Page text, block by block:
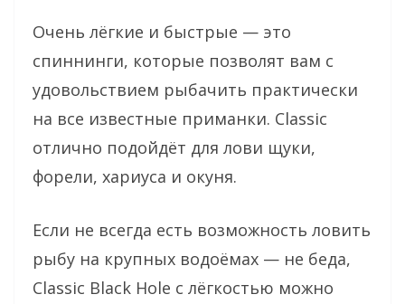
Очень лёгкие и быстрые — это
спиннинги, которые позволят вам с
удовольствием рыбачить практически
на все известные приманки. Classic
отлично подойдёт для лови щуки,
форели, хариуса и окуня.
Если не всегда есть возможность ловить
рыбу на крупных водоёмах — не беда,
Classic Black Hole с лёгкостью можно